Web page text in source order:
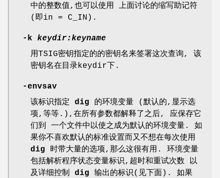
中的整数值,也可以使用 上面讨论的缩写助记符
(即in = C_IN).
-k
keydir:keyname
用TSIG密钥指定的的密钥名来签署这次查询, 该
密钥名在目录keydir下.
-envsav
该标识指定 dig 的环境变量 (默认的,显示选
项,等等.),在所有参数都解释了之后, 应保存它
们到 一个文件中以使之成为默认的环境变量. 如
果你不喜欢默认的标准设置而又不想在每次使用
dig 时带大量的选项,那么这很有用. 环境变量
包括解析程序状态变量标识,超时和重试次数 以
及详细控制 dig 输出的标识(见下面). 如果